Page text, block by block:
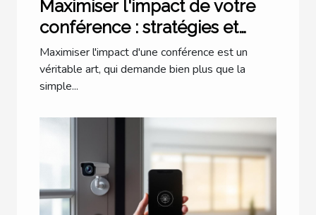
Maximiser l'impact de votre
conférence : stratégies et
astuces
Maximiser l'impact d'une conférence est un
véritable art, qui demande bien plus que la
simple...